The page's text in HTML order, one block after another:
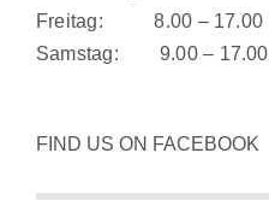
Freitag: 8.00 – 17.00
Samstag: 9.00 – 17.00
FIND US ON FACEBOOK